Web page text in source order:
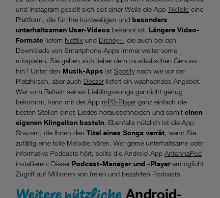
und Instagram gesellt sich seit einer Weile die App TikTok: eine
Plattform, die für ihre kurzweiligen und besonders
unterhaltsamen User-Videos bekannt ist. Längere Video-
Formate liefern Netflix und Disney+, die auch bei den
Downloads von Smartphone-Apps immer weiter vorne
mitspielen. Sie geben sich lieber dem musikalischen Genuss
hin? Unter den Musik-Apps ist Spotifynach wie vor der
Platzhirsch, aber auch Deezerliefert ein wachsendes Angebot.
Wer vom Refrain seines Lieblingssongs gar nicht genug
bekommt, kann mit der App mP3-Playerganz einfach die
besten Stellen eines Liedes herausschneiden und somit einen
eigenen Klingelton basteln. Ebenfalls nützlich ist die App
Shazam, die Ihnen den Titel eines Songs verrät, wenn Sie
zufällig eine tolle Melodie hören. Wer gerne unterhaltsame oder
informative Podcasts hört, sollte die Android-App AntennaPod
installieren: Dieser Podcast-Manager und -Playerermöglicht
Zugriff auf Millionen von freien und bezahlten Podcasts.
Weitere nützliche Android-